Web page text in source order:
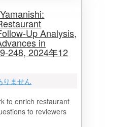
Up Analysis,
in
248, 2024年12
りません
to enrich restaurant
to reviewers